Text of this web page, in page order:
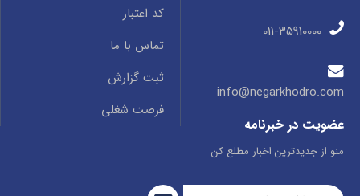
info@negarkhodro.com
کد اعتبار
تماس با ما
ثبت گزارش
فرصت شغلی
عضویت در خبرنامه
منو از جدیدترین اخبار مطلع کن